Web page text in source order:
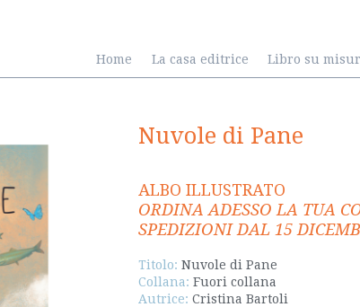
Home La casa editrice Libro su
Nuvole di Pane
ALBO ILLUSTRATO
ORDINA ADESSO LA TUA
SPEDIZIONI DAL 15
Titolo: Nuvole di Pane
Collana: Fuori collana
Autrice: Cristina Bartoli